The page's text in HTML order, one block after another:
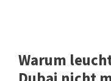
Warum